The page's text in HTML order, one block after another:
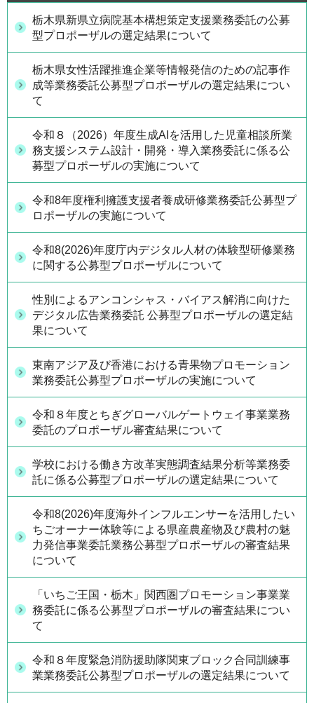
栃木県新県立病院基本構想策定支援業務委託の公募
型プロポーザルの選定結果について
栃木県女性活躍推進企業等情報発信のための記事作
成等業務委託公募型プロポーザルの選定結果につい
て
令和８（2026）年度生成AIを活用した児童相談所業
務支援システム設計・開発・導入業務委託に係る公
募型プロポーザルの実施について
令和8年度権利擁護支援者養成研修業務委託公募型プ
ロポーザルの実施について
令和8(2026)年度庁内デジタル人材の体験型研修業務
に関する公募型プロポーザルについて
性別によるアンコンシャス・バイアス解消に向けた
デジタル広告業務委託 公募型プロポーザルの選定結
果について
東南アジア及び香港における青果物プロモーション
業務委託公募型プロポーザルの実施について
令和８年度とちぎグローバルゲートウェイ事業業務
委託のプロポーザル審査結果について
学校における働き方改革実態調査結果分析等業務委
託に係る公募型プロポーザルの選定結果について
令和8(2026)年度海外インフルエンサーを活用したい
ちごオーナー体験等による県産農産物及び農村の魅
力発信事業委託業務公募型プロポーザルの審査結果
について
「いちご王国・栃木」関西圏プロモーション事業業
務委託に係る公募型プロポーザルの審査結果につい
て
令和８年度緊急消防援助隊関東ブロック合同訓練事
業業務委託公募型プロポーザルの選定結果について